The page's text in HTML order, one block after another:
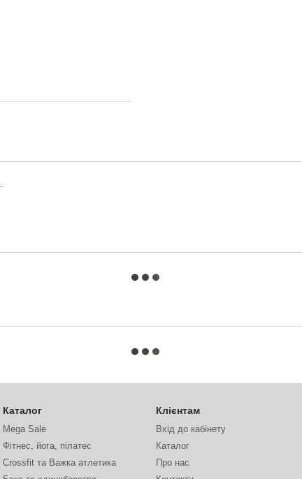
Каталог
Mega Sale
Фітнес, йога, пілатес
Crossfit та Важка атлетика
Клієнтам
Вхід до кабінету
Каталог
Про нас